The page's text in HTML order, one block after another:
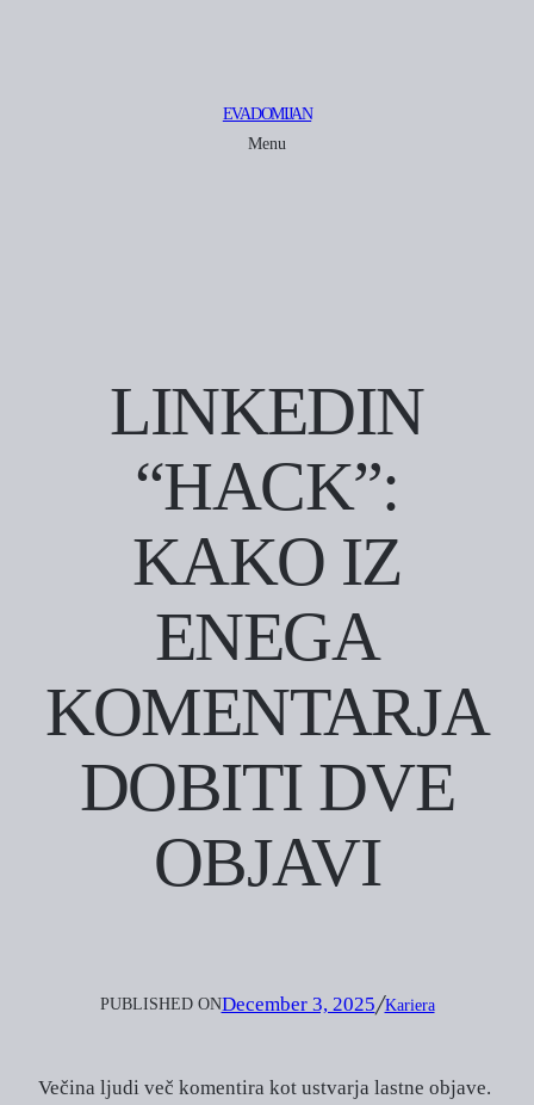
EVA DOMIJAN
Menu
LINKEDIN
“HACK”:
KAKO IZ
ENEGA
KOMENTARJA
DOBITI DVE
OBJAVI
PUBLISHED ONDecember 3, 2025╱Kariera
Večina ljudi več komentira kot ustvarja lastne objave.